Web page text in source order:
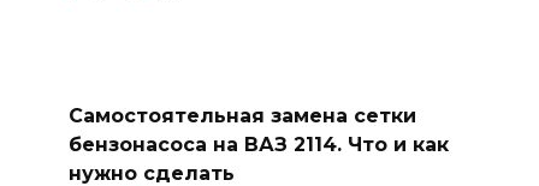
Самостоятельная замена сетки
бензонасоса на ВАЗ 2114. Что и как
нужно сделать